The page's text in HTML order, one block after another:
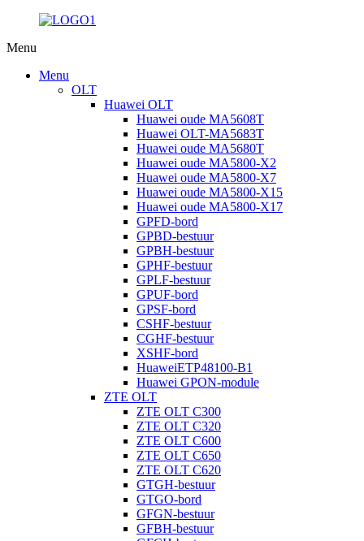
Menu
Menu
OLT
Huawei OLT
Huawei oude MA5608T
Huawei OLT-MA5683T
Huawei oude MA5680T
Huawei oude MA5800-X2
Huawei oude MA5800-X7
Huawei oude MA5800-X15
Huawei oude MA5800-X17
GPFD-bord
GPBD-bestuur
GPBH-bestuur
GPHF-bestuur
GPLF-bestuur
GPUF-bord
GPSF-bord
CSHF-bestuur
CGHF-bestuur
XSHF-bord
HuaweiETP48100-B1
Huawei GPON-module
ZTE OLT
ZTE OLT C300
ZTE OLT C320
ZTE OLT C600
ZTE OLT C650
ZTE OLT C620
GTGH-bestuur
GTGO-bord
GFGN-bestuur
GFBH-bestuur